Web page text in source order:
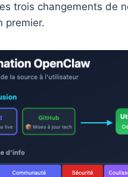
trois changements de
premier.